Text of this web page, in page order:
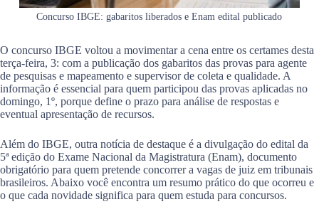
Concurso IBGE: gabaritos liberados e Enam edital publicado
O concurso IBGE voltou a movimentar a cena entre os certames desta
terça-feira, 3: com a publicação dos gabaritos das provas para agente
de pesquisas e mapeamento e supervisor de coleta e qualidade. A
informação é essencial para quem participou das provas aplicadas no
domingo, 1º, porque define o prazo para análise de respostas e
eventual apresentação de recursos.
Além do IBGE, outra notícia de destaque é a divulgação do edital da
5ª edição do Exame Nacional da Magistratura (Enam), documento
obrigatório para quem pretende concorrer a vagas de juiz em tribunais
brasileiros. Abaixo você encontra um resumo prático do que ocorreu e
o que cada novidade significa para quem estuda para concursos.